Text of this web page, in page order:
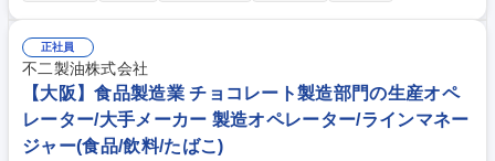
ジェクト管理■分析と付加価値の提供■チームマネジメント 【教育環境】
入社後はまず、実際の筐体に触れながらテスター業務を学び、アミューズ
メントQA特有のルーティンや実務知識を習得します。基礎習得後は、先
輩リーダーの下で実戦的なマネジメントをトレーニング。十分な研修期間
を設けているため、着実にリーダーとしての地力を固められます。 募集職
種 秋葉原【未経験OK/パチンコ・パチスロ好き歓迎】遊技機QAリーダー
正社員
不二製油株式会社
【大阪】食品製造業 チョコレート製造部門の生産オペ
レーター/大手メーカー 製造オペレーター/ラインマネー
ジャー(食品/飲料/たばこ)